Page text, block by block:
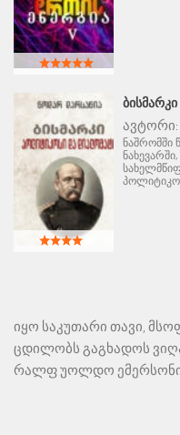
ავტორი:
ნაშრომში
იყო საკუთარი თავი,
ცდილობს გაგხადოს
რალფ უოლდო